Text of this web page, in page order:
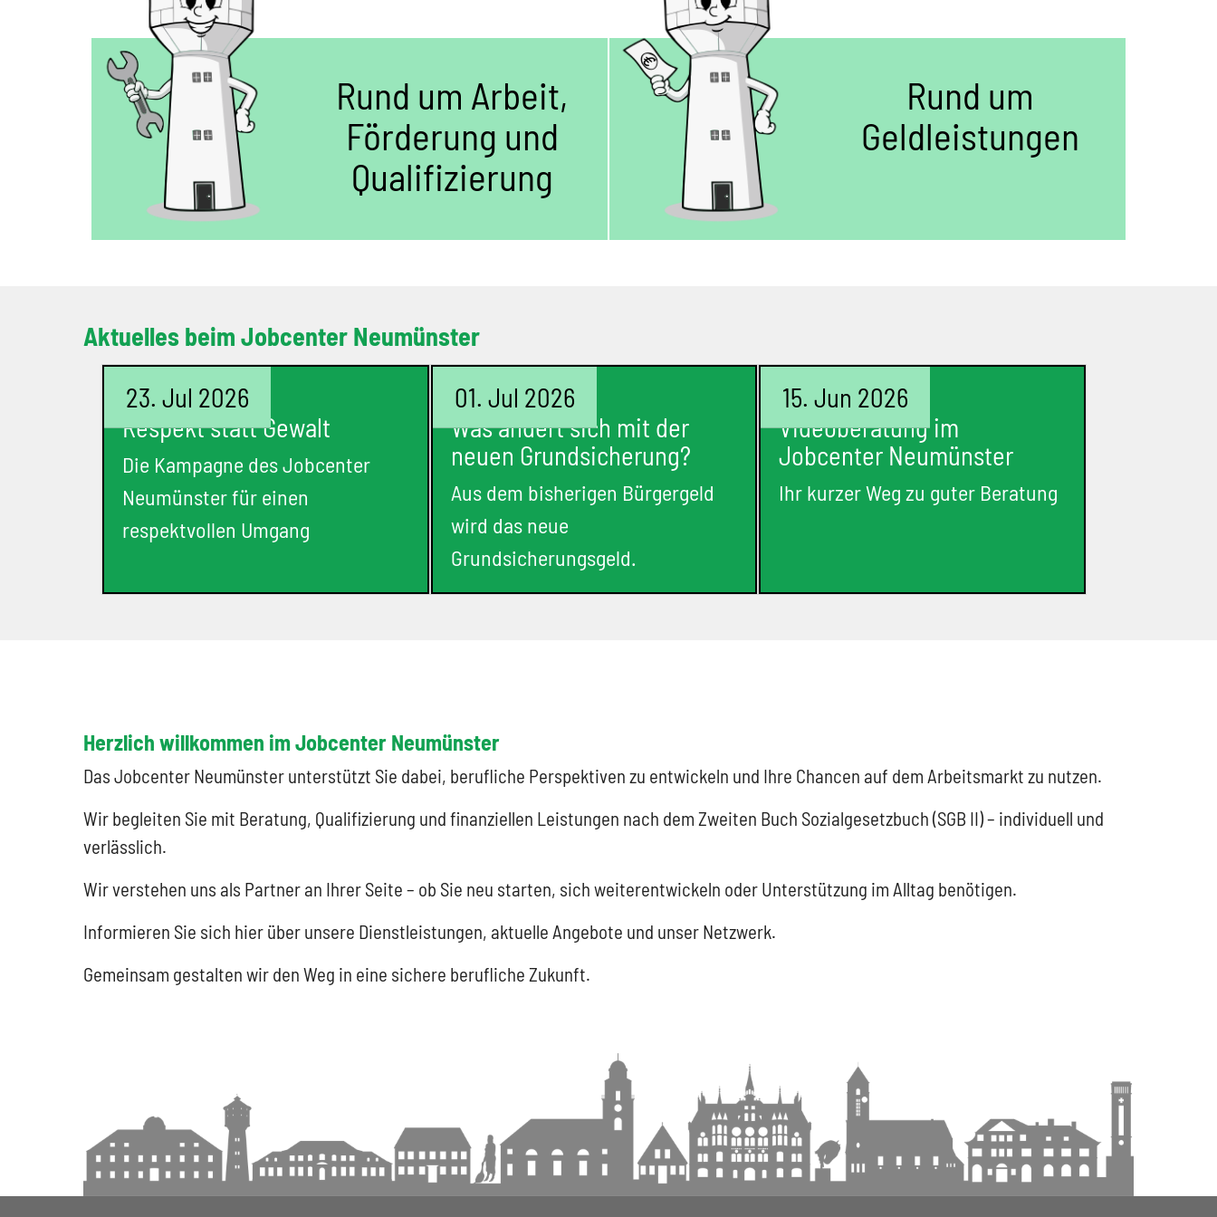
Rund um Arbeit,
Förderung und
Qualifizierung
Rund um
Geldleistungen
Aktuelles beim Jobcenter Neumünster
23. Jul 2026
Respekt statt Gewalt
Die Kampagne des Jobcenter
Neumünster für einen
respektvollen Umgang
01. Jul 2026
Was ändert sich mit der
neuen Grundsicherung?
Aus dem bisherigen Bürgergeld
wird das neue
Grundsicherungsgeld.
15. Jun 2026
Videoberatung im
Jobcenter Neumünster
Ihr kurzer Weg zu guter Beratung
Herzlich willkommen im Jobcenter Neumünster
Das Jobcenter Neumünster unterstützt Sie dabei, berufliche Perspektiven zu entwickeln und Ihre Chancen auf dem Arbeitsmarkt zu nutzen.
Wir begleiten Sie mit Beratung, Qualifizierung und finanziellen Leistungen nach dem Zweiten Buch Sozialgesetzbuch (SGB II) – individuell und
verlässlich.
Wir verstehen uns als Partner an Ihrer Seite – ob Sie neu starten, sich weiterentwickeln oder Unterstützung im Alltag benötigen.
Informieren Sie sich hier über unsere Dienstleistungen, aktuelle Angebote und unser Netzwerk.
Gemeinsam gestalten wir den Weg in eine sichere berufliche Zukunft.